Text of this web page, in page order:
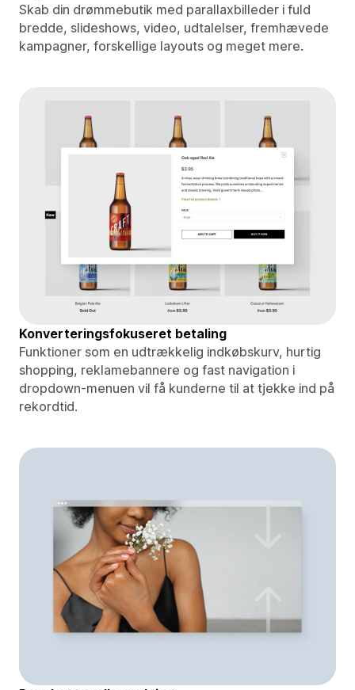
Skab din drømmebutik med parallaxbilleder i fuld
bredde, slideshows, video, udtalelser, fremhævede
kampagner, forskellige layouts og meget mere.
Konverteringsfokuseret betaling
Funktioner som en udtrækkelig indkøbskurv, hurtig
shopping, reklamebannere og fast navigation i
dropdown-menuen vil få kunderne til at tjekke ind på
rekordtid.